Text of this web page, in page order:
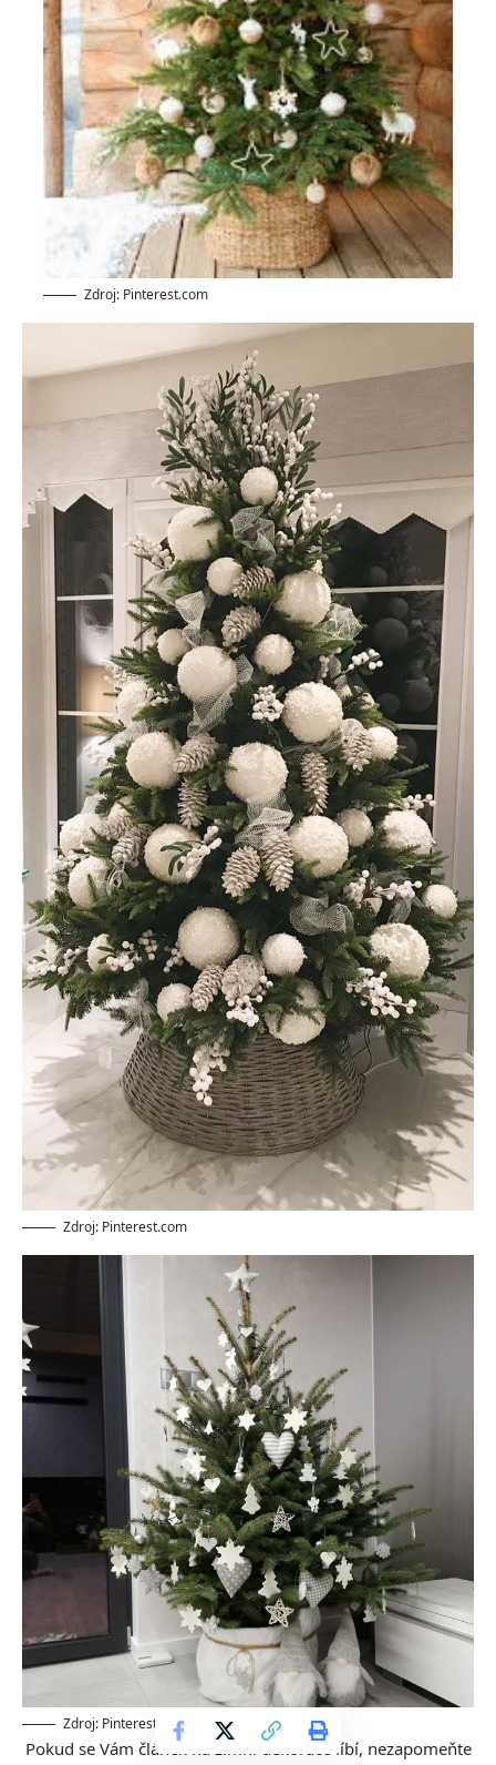
Zdroj: Pinterest.com
Zdroj: Pinterest.com
Zdroj: Pinterest.com
Pokud se Vám článek na zimní dekorace líbí, nezapomeňte